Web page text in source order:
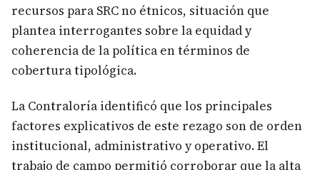
recursos para SRC no étnicos, situación que
plantea interrogantes sobre la equidad y
coherencia de la política en términos de
cobertura tipológica.
La Contraloría identificó que los principales
factores explicativos de este rezago son de orden
institucional, administrativo y operativo. El
trabajo de campo permitió corroborar que la alta